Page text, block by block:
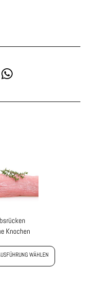
Knochen
WÄHLEN